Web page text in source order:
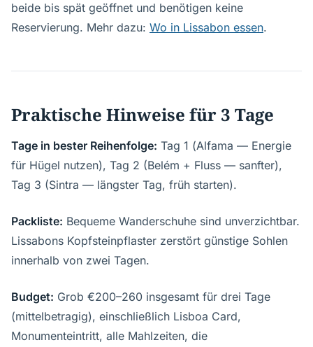
beide bis spät geöffnet und benötigen keine
Reservierung. Mehr dazu: Wo in Lissabon essen.
Praktische Hinweise für 3 Tage
Tage in bester Reihenfolge: Tag 1 (Alfama — Energie
für Hügel nutzen), Tag 2 (Belém + Fluss — sanfter),
Tag 3 (Sintra — längster Tag, früh starten).
Packliste: Bequeme Wanderschuhe sind unverzichtbar.
Lissabons Kopfsteinpflaster zerstört günstige Sohlen
innerhalb von zwei Tagen.
Budget: Grob €200–260 insgesamt für drei Tage
(mittelbetragig), einschließlich Lisboa Card,
Monumenteintritt, alle Mahlzeiten, die